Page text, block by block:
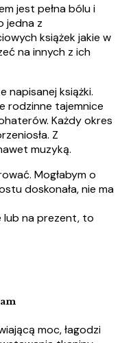
jest pełna bólu i
jedna z
książek jakie w
na innych z ich
napisanej książki.
rodzinne tajemnice
Każdy okres
Z
muzyką.
Mogłabym o
doskonała, nie ma
lub na prezent, to
moc, łagodzi